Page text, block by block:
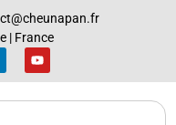
| France